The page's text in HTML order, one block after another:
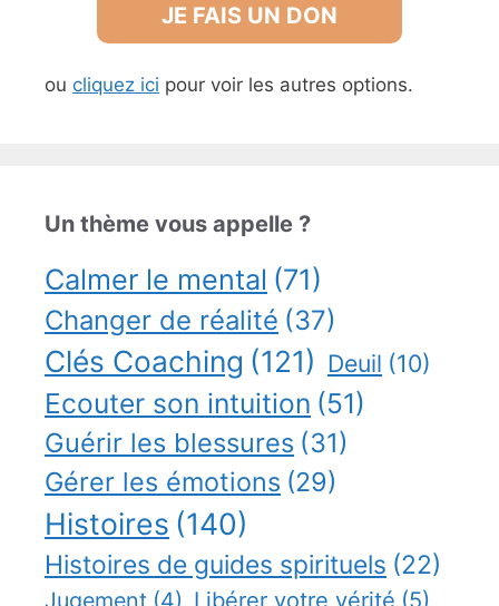
JE FAIS UN DON
ou cliquez ici pour voir les autres options.
Un thème vous appelle ?
Calmer le mental (71)
Changer de réalité (37)
Clés Coaching (121) Deuil (10)
Ecouter son intuition (51)
Guérir les blessures (31)
Gérer les émotions (29)
Histoires (140)
Histoires de guides spirituels (22)
Jugement (4) Libérer votre vérité (5)